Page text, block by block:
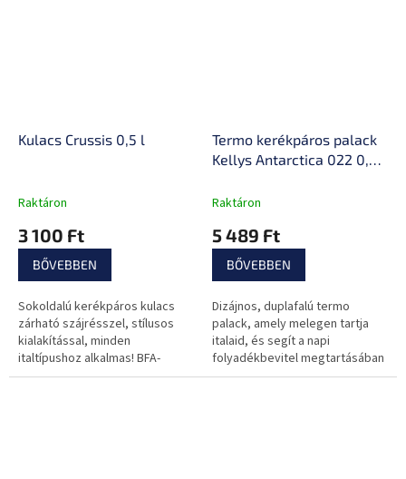
Kulacs Crussis 0,5 l
Raktáron
3 100 Ft
BŐVEBBEN
Sokoldalú kerékpáros kulacs
zárható szájrésszel, stílusos
kialakítással, minden
italtípushoz alkalmas! BFA-
mentes, nem mérgező
Termo kerékpáros palack
Kellys Antarctica 022 0,65
Raktáron
5 489 Ft
BŐVEBBEN
Dizájnos, duplafalú termo
palack, amely melegen tartja
italaid, és segít a napi
folyadékbevitel megtartásában
kerékpározás közben.